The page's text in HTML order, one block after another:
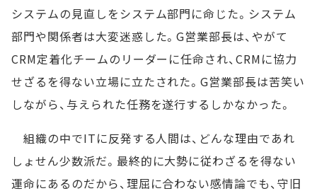
システムの見直しをシステム部門に命じた。システム
部門や関係者は大変迷惑した。G営業部長は、やがて
CRM定着化チームのリーダーに任命され、CRMに協力
せざるを得ない立場に立たされた。G営業部長は苦笑い
しながら、与えられた任務を遂行するしかなかった。
組織の中でITに反発する人間は、どんな理由であれ
しょせん少数派だ。最終的に大勢に従わざるを得ない
運命にあるのだから、理屈に合わない感情論でも、守旧